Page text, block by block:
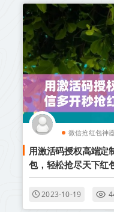
微信抢红包神器
用激活码授权高端定
包，轻松抢尽天下红
2023-10-19